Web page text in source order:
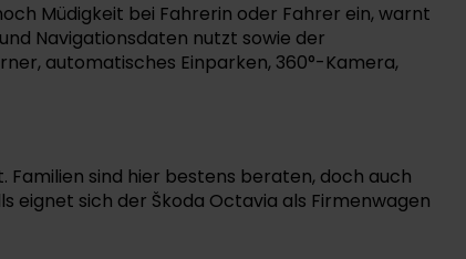
Müdigkeit bei Fahrerin oder Fahrer ein, warnt
Navigationsdaten nutzt sowie der
automatisches Einparken, 360°-Kamera,
Familien sind hier bestens beraten, doch auch
eignet sich der Škoda Octavia als Firmenwagen